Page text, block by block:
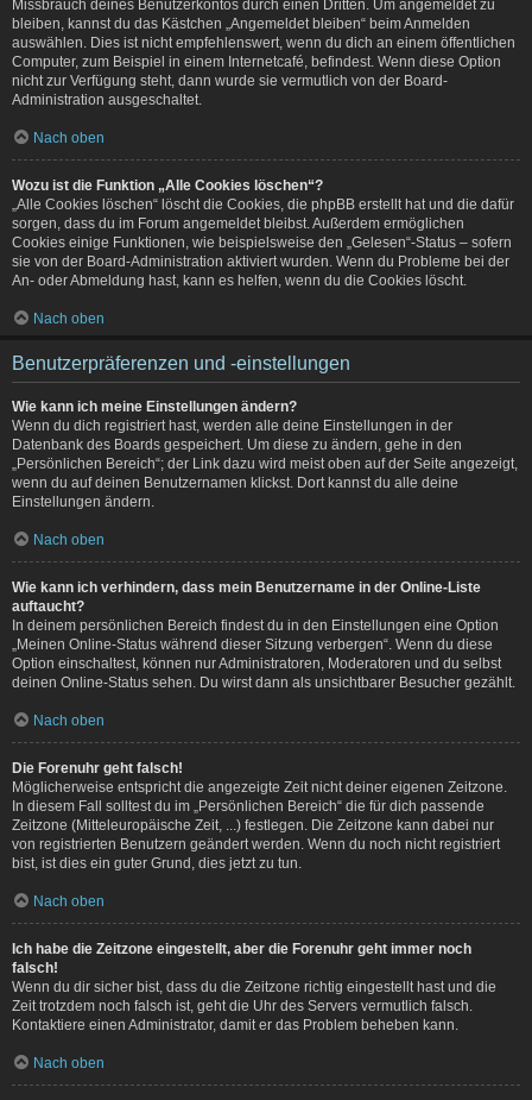
Missbrauch deines Benutzerkontos durch einen Dritten. Um angemeldet zu
bleiben, kannst du das Kästchen „Angemeldet bleiben“ beim Anmelden
auswählen. Dies ist nicht empfehlenswert, wenn du dich an einem öffentlichen
Computer, zum Beispiel in einem Internetcafé, befindest. Wenn diese Option
nicht zur Verfügung steht, dann wurde sie vermutlich von der Board-
Administration ausgeschaltet.
Nach oben
Wozu ist die Funktion „Alle Cookies löschen“?
„Alle Cookies löschen“ löscht die Cookies, die phpBB erstellt hat und die dafür
sorgen, dass du im Forum angemeldet bleibst. Außerdem ermöglichen
Cookies einige Funktionen, wie beispielsweise den „Gelesen“-Status – sofern
sie von der Board-Administration aktiviert wurden. Wenn du Probleme bei der
An- oder Abmeldung hast, kann es helfen, wenn du die Cookies löscht.
Nach oben
Benutzerpräferenzen und -einstellungen
Wie kann ich meine Einstellungen ändern?
Wenn du dich registriert hast, werden alle deine Einstellungen in der
Datenbank des Boards gespeichert. Um diese zu ändern, gehe in den
„Persönlichen Bereich“; der Link dazu wird meist oben auf der Seite angezeigt,
wenn du auf deinen Benutzernamen klickst. Dort kannst du alle deine
Einstellungen ändern.
Nach oben
Wie kann ich verhindern, dass mein Benutzername in der Online-Liste
auftaucht?
In deinem persönlichen Bereich findest du in den Einstellungen eine Option
„Meinen Online-Status während dieser Sitzung verbergen“. Wenn du diese
Option einschaltest, können nur Administratoren, Moderatoren und du selbst
deinen Online-Status sehen. Du wirst dann als unsichtbarer Besucher gezählt.
Nach oben
Die Forenuhr geht falsch!
Möglicherweise entspricht die angezeigte Zeit nicht deiner eigenen Zeitzone.
In diesem Fall solltest du im „Persönlichen Bereich“ die für dich passende
Zeitzone (Mitteleuropäische Zeit, ...) festlegen. Die Zeitzone kann dabei nur
von registrierten Benutzern geändert werden. Wenn du noch nicht registriert
bist, ist dies ein guter Grund, dies jetzt zu tun.
Nach oben
Ich habe die Zeitzone eingestellt, aber die Forenuhr geht immer noch
falsch!
Wenn du dir sicher bist, dass du die Zeitzone richtig eingestellt hast und die
Zeit trotzdem noch falsch ist, geht die Uhr des Servers vermutlich falsch.
Kontaktiere einen Administrator, damit er das Problem beheben kann.
Nach oben